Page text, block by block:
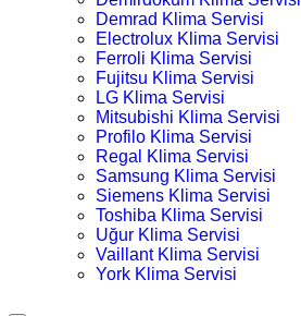
Demrad Klima Servisi
Electrolux Klima Servisi
Ferroli Klima Servisi
Fujitsu Klima Servisi
LG Klima Servisi
Mitsubishi Klima Servisi
Profilo Klima Servisi
Regal Klima Servisi
Samsung Klima Servisi
Siemens Klima Servisi
Toshiba Klima Servisi
Uğur Klima Servisi
Vaillant Klima Servisi
York Klima Servisi